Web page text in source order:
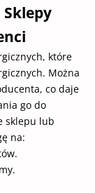
Sklepy
które
Można
co daje
go do
sklepu lub
na: